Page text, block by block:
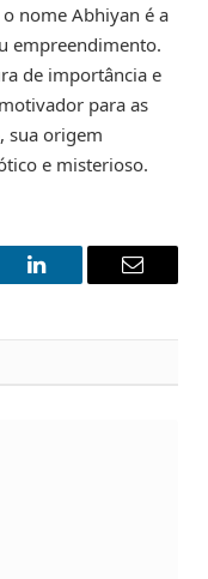
nome Abhiyan é a
empreendimento.
de importância e
para as
sua origem
e misterioso.
LinkedIn Email